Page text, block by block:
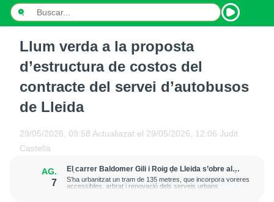
NOTÍCIES
PROGRAMES
CONTACTE
Llum verda a la proposta
d’estructura de costos del
contracte del servei d’autobusos
de Lleida
29/05/2026, 09:58 Actualiazat el 29/05/2026, 12:06 Judit
Castellà
AG.
7
El carrer Baldomer Gili i Roig de Lleida s’obre al
trànsit per millorar la connexió entre Ciutat Jardí i
l’entorn de Rovira Roure
S’ha urbanitzat un tram de 135 metres, que incorpora voreres
accessibles, arbrat i renovació dels serveis urbans